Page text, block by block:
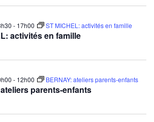
activités en famille
- 17h00 ST MICHEL: activités en famille
parents-enfants
- 12h00 BERNAY: ateliers parents-enfants